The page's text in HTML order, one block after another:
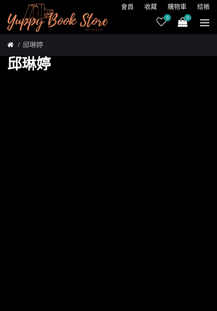
會員 收藏 購物車 結帳
0 0
邱琳婷
邱琳婷